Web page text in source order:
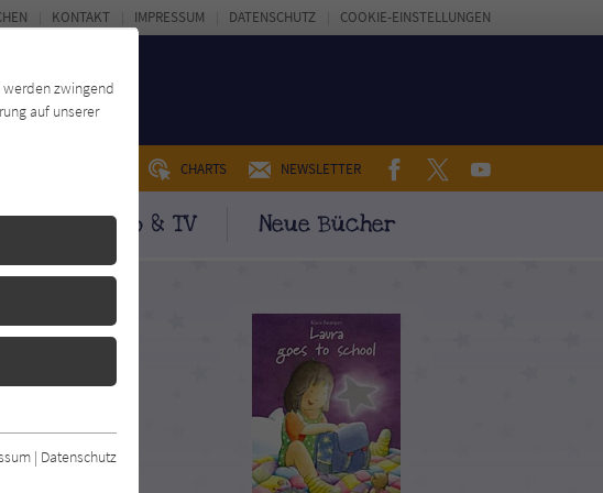
CHARTS NEWSLETTER FACEBOOKTWITTERYOUTUBE
Kino & TV Neue Bücher
KONTAKT IMPRESSUM DATENSCHUTZ COOKIE-EINSTELLUNGEN
werden zwingend
auf unserer
| Datenschutz